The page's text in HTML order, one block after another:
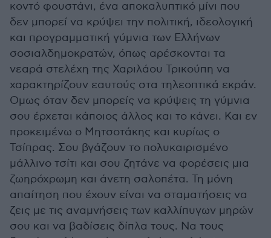
κοντό φουστάνι, ένα αποκαλυπτικό μίνι που
δεν μπορεί να κρύψει την πολιτική, ιδεολογική
και προγραμματική γύμνια των Ελλήνων
σοσιαλδημοκρατών, όπως αρέσκονται τα
νεαρά στελέχη της Χαριλάου Τρικούπη να
χαρακτηρίζουν εαυτούς στα τηλεοπτικά εκράν.
Ομως όταν δεν μπορείς να κρύψεις τη γύμνια
σου έρχεται κάποιος άλλος και το κάνει. Και εν
προκειμένω ο Μητσοτάκης και κυρίως ο
Τσίπρας. Σου βγάζουν το πολυκαιρισμένο
μάλλινο τσίτι και σου ζητάνε να φορέσεις μια
ζωηρόχρωμη και άνετη σαλοπέτα. Τη μόνη
απαίτηση που έχουν είναι να σταματήσεις να
ζεις με τις αναμνήσεις των καλλίπυγων μηρών
σου και να βαδίσεις δίπλα τους. Να τους